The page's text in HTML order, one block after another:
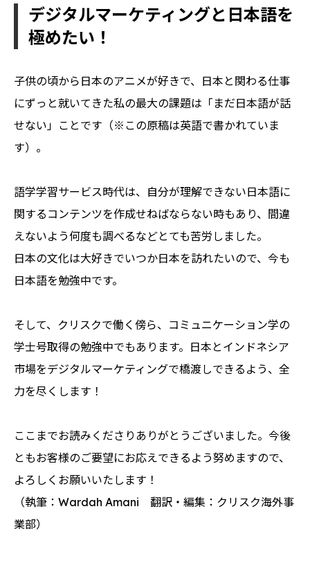
デジタルマーケティングと日本語を
極めたい！
子供の頃から日本のアニメが好きで、日本と関わる仕事
にずっと就いてきた私の最大の課題は「まだ日本語が話
せない」ことです（※この原稿は英語で書かれていま
す）。
語学学習サービス時代は、自分が理解できない日本語に
関するコンテンツを作成せねばならない時もあり、間違
えないよう何度も調べるなどとても苦労しました。
日本の文化は大好きでいつか日本を訪れたいので、今も
日本語を勉強中です。
そして、クリスクで働く傍ら、コミュニケーション学の
学士号取得の勉強中でもあります。日本とインドネシア
市場をデジタルマーケティングで橋渡しできるよう、全
力を尽くします！
ここまでお読みくださりありがとうございました。今後
ともお客様のご要望にお応えできるよう努めますので、
よろしくお願いいたします！
（執筆：Wardah Amani 翻訳・編集：クリスク海外事
業部）